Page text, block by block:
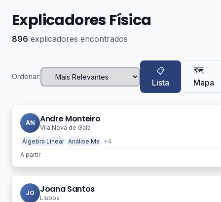
Explicadores Física
896 explicadores encontrados
Ordenar:
📋
Lista
🗺️
Mapa
AN Andre Monteiro
Vila Nova de Gaia
Álgebra Linear Análise Ma
+4
A partir
JO Joana Santos
Lisboa